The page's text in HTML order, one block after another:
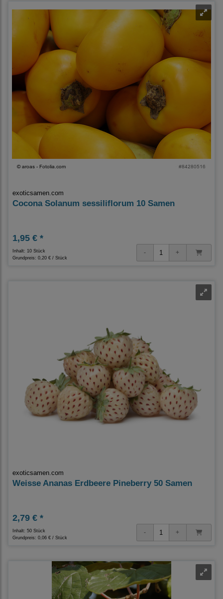
exoticsamen.com
Cocona Solanum sessiliflorum 10 Samen
1,95 € *
Inhalt: 10 Stück
Grundpreis: 0,20 € / Stück
exoticsamen.com
Weisse Ananas Erdbeere Pineberry 50 Samen
2,79 € *
Inhalt: 50 Stück
Grundpreis: 0,06 € / Stück